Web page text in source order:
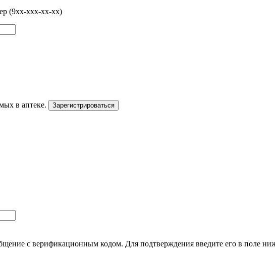
(9хх-ххх-хх-хх)
в аптеке. Зарегистрироваться
с верификационным кодом. Для подтверждения введите его в поле